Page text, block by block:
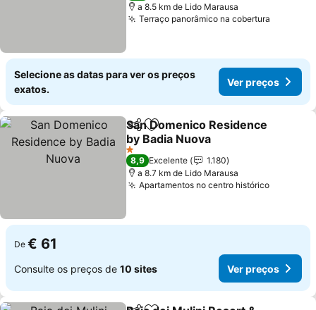
a 8.5 km de Lido Marausa
Terraço panorâmico na cobertura
Selecione as datas para ver os preços
exatos.
Ver preços
PartilharAdicionar aos favoritos
San Domenico Residence
by Badia Nuova
Ver preços
1 Estrelas
8,9 Excelente
1.180
a 8.7 km de Lido Marausa
Apartamentos no centro históricoVer
De € 61
Consulte os preços de 10 sites Ver preços